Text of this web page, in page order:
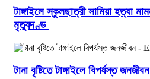
টাঙ্গাইলে স্কুলছাত্রী সামিয়া হত্যা
মৃত্যুদণ্ড
টানা বৃষ্টিতে টাঙ্গাইলে বিপর্যস্ত জনজীবন